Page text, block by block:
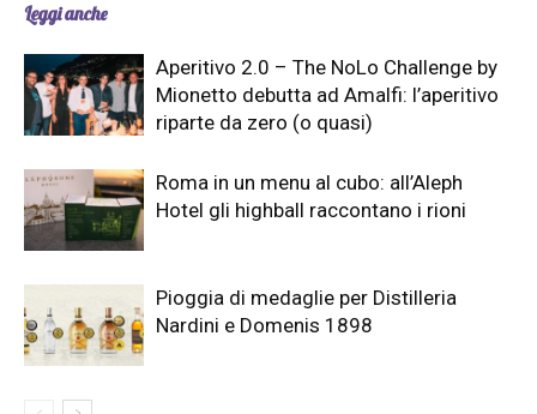
Leggi anche
Aperitivo 2.0 – The NoLo Challenge by
Mionetto debutta ad Amalfi: l’aperitivo
riparte da zero (o quasi)
Roma in un menu al cubo: all’Aleph
Hotel gli highball raccontano i rioni
Pioggia di medaglie per Distilleria
Nardini e Domenis 1898